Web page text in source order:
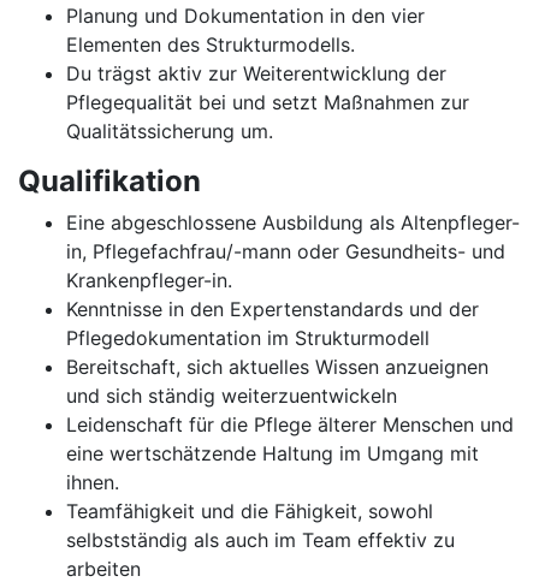
Planung und Dokumentation in den vier
Elementen des Strukturmodells.
Du trägst aktiv zur Weiterentwicklung der
Pflegequalität bei und setzt Maßnahmen zur
Qualitätssicherung um.
Qualifikation
Eine abgeschlossene Ausbildung als Altenpfleger-
in, Pflegefachfrau/-mann oder Gesundheits- und
Krankenpfleger-in.
Kenntnisse in den Expertenstandards und der
Pflegedokumentation im Strukturmodell
Bereitschaft, sich aktuelles Wissen anzueignen
und sich ständig weiterzuentwickeln
Leidenschaft für die Pflege älterer Menschen und
eine wertschätzende Haltung im Umgang mit
ihnen.
Teamfähigkeit und die Fähigkeit, sowohl
selbstständig als auch im Team effektiv zu
arbeiten